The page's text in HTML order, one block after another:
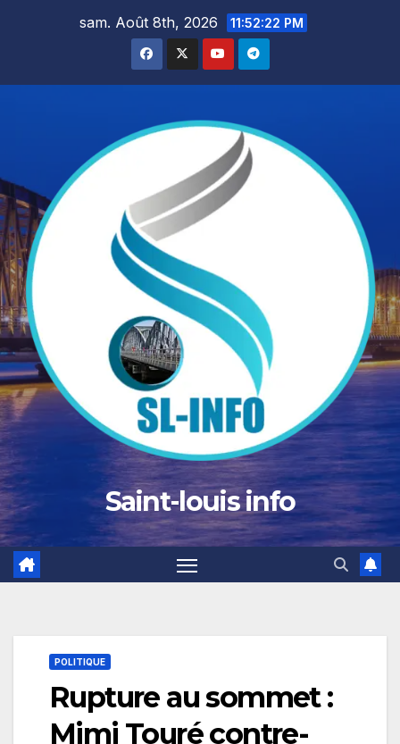
sam. Août 8th, 2026 11:52:23 PM
Saint-louis info
POLITIQUE
Rupture au sommet :
Mimi Touré contre-